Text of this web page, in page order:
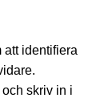
att identifiera
skriv in i